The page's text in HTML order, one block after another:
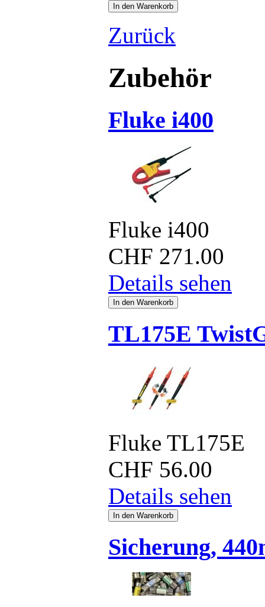
Zurück
Zubehör
Fluke i400
Fluke i400
CHF 271.00
Details sehen
TL175E
Fluke TL175E
CHF 56.00
Details sehen
Sicherung,